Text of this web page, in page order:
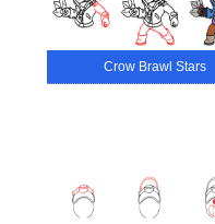
Crow Brawl Stars